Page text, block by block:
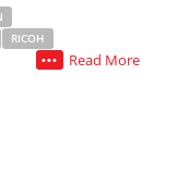
RICOH
Read More
•••